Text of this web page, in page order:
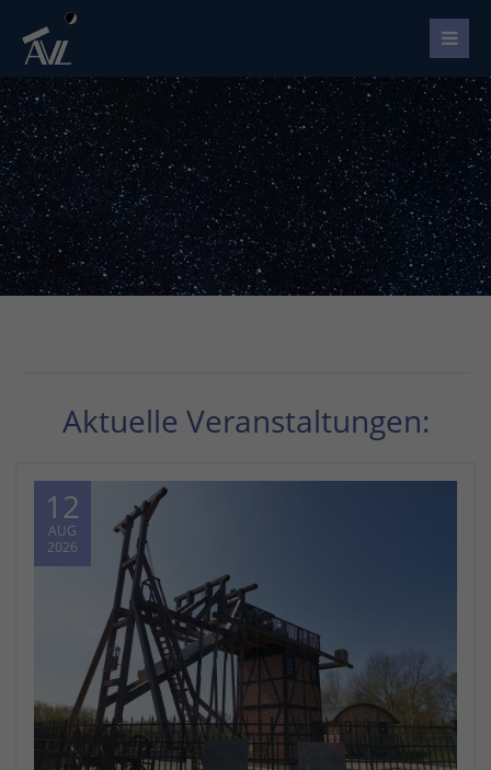
Aktuelle Veranstaltungen:
12
AUG
2026